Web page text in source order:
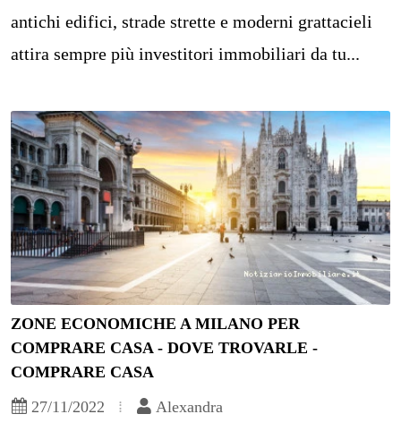
antichi edifici, strade strette e moderni grattacieli
attira sempre più investitori immobiliari da tu...
ZONE ECONOMICHE A MILANO PER
COMPRARE CASA - DOVE TROVARLE -
COMPRARE CASA
27/11/2022
Alexandra